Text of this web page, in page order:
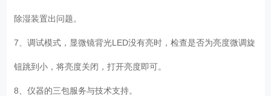
除湿装置出问题。
7、调试模式，显微镜背光LED没有亮时，检查是否为亮度微调旋
钮跳到小，将亮度关闭，打开亮度即可。
8、仪器的三包服务与技术支持。